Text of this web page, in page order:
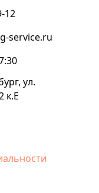
12
service.ru
ул.
к.Е